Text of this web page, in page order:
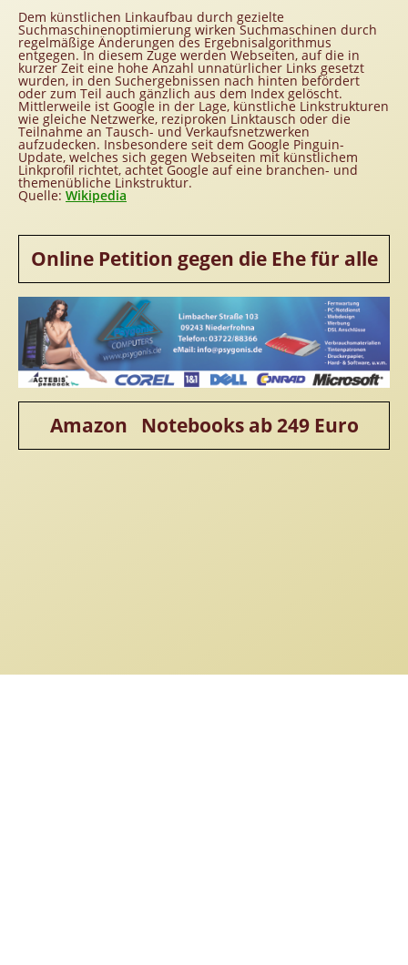
Dem künstlichen Linkaufbau durch gezielte
Suchmaschinenoptimierung wirken Suchmaschinen durch
regelmäßige Änderungen des Ergebnisalgorithmus
entgegen. In diesem Zuge werden Webseiten, auf die in
kurzer Zeit eine hohe Anzahl unnatürlicher Links gesetzt
wurden, in den Suchergebnissen nach hinten befördert
oder zum Teil auch gänzlich aus dem Index gelöscht.
Mittlerweile ist Google in der Lage, künstliche Linkstrukturen
wie gleiche Netzwerke, reziproken Linktausch oder die
Teilnahme an Tausch- und Verkaufsnetzwerken
aufzudecken. Insbesondere seit dem Google Pinguin-
Update, welches sich gegen Webseiten mit künstlichem
Linkprofil richtet, achtet Google auf eine branchen- und
themenübliche Linkstruktur.
Quelle: Wikipedia
Online Petition gegen die Ehe für alle
Amazon Notebooks ab 249 Euro